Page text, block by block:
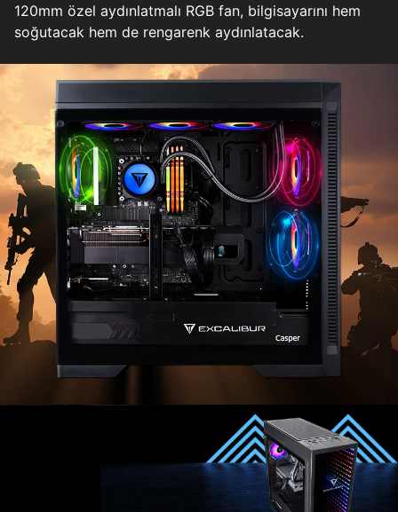
120mm özel aydınlatmalı RGB fan, bilgisayarını hem
soğutacak hem de rengarenk aydınlatacak.